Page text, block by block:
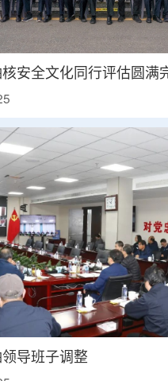
安全文化同行评估圆满
导班子调整